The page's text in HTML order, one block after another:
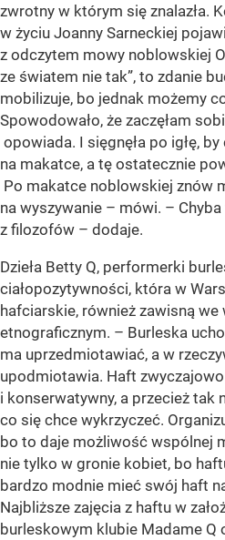
zwrotny w którym się znalazła.
w życiu Joanny Sarneckiej
z odczytem mowy noblowskiej
ze światem nie tak”, to zdanie
mobilizuje, bo jednak możemy
Spowodowało, że zaczęłam
opowiada. I sięgnęła po igłę,
na makatce, a tę ostatecznie
Po makatce noblowskiej znów
na wyszywanie – mówi. –
z filozofów – dodaje.
Dzieła Betty Q, performerki
ciałopozytywności, która w
hafciarskie, również zawisną
etnograficznym. – Burleska
ma uprzedmiotawiać, a w
upodmiotawia. Haft
i konserwatywny, a przecież tak
co się chce wykrzyczeć.
bo to daje możliwość wspólnej
nie tylko w gronie kobiet, bo
bardzo modnie mieć swój haft
Najbliższe zajęcia z haftu w
burleskowym klubie Madame Q